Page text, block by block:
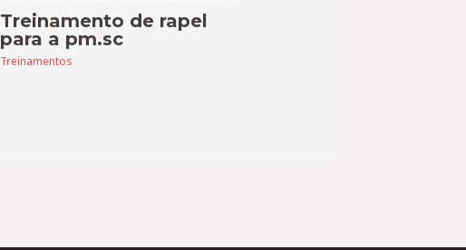
Treinamento de rapel
para a pm.sc
Treinamentos